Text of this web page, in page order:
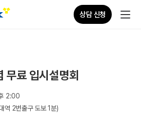
상담 신청
료 입시설명회
2:00
역 2번출구 도보 1분)